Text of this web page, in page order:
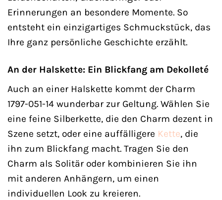
Erinnerungen an besondere Momente. So
entsteht ein einzigartiges Schmuckstück, das
Ihre ganz persönliche Geschichte erzählt.
An der Halskette: Ein Blickfang am Dekolleté
Auch an einer Halskette kommt der Charm
1797-051-14 wunderbar zur Geltung. Wählen Sie
eine feine Silberkette, die den Charm dezent in
Szene setzt, oder eine auffälligere Kette, die
ihn zum Blickfang macht. Tragen Sie den
Charm als Solitär oder kombinieren Sie ihn
mit anderen Anhängern, um einen
individuellen Look zu kreieren.